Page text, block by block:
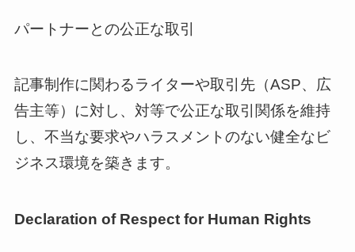
パートナーとの公正な取引
記事制作に関わるライターや取引先（ASP、広
告主等）に対し、対等で公正な取引関係を維持
し、不当な要求やハラスメントのない健全なビ
ジネス環境を築きます。
Declaration of Respect for Human Rights